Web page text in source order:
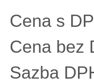
Cena s
Cena bez
Sazba